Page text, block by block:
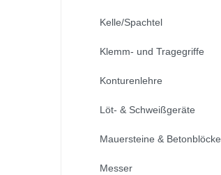
Kelle/Spachtel
Klemm- und Tragegriffe
Konturenlehre
Löt- & Schweißgeräte
Mauersteine & Betonblöcke
Messer